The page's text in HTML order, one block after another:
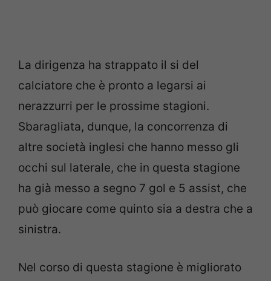
La dirigenza ha strappato il si del
calciatore che è pronto a legarsi ai
nerazzurri per le prossime stagioni.
Sbaragliata, dunque, la concorrenza di
altre società inglesi che hanno messo gli
occhi sul laterale, che in questa stagione
ha già messo a segno 7 gol e 5 assist, che
può giocare come quinto sia a destra che a
sinistra.
Nel corso di questa stagione è migliorato